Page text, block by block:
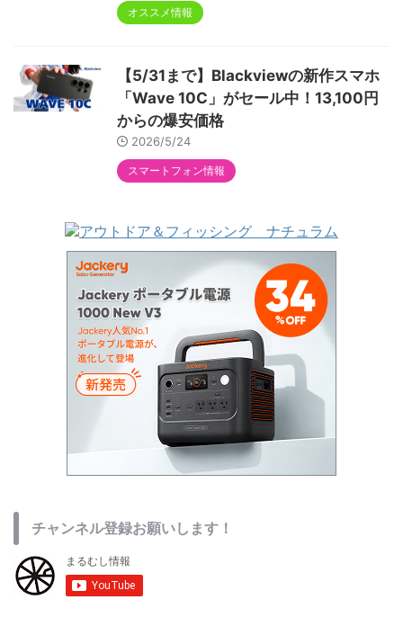
オススメ情報
【5/31まで】Blackviewの新作スマホ
「Wave 10C」がセール中！13,100円
からの爆安価格
2026/5/24
スマートフォン情報
チャンネル登録お願いします！